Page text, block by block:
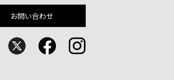
お問い合わせ